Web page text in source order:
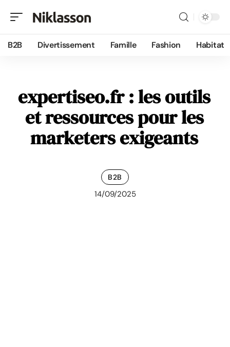
B2B Divertissement Famille Fashion Habitat
expertiseo.fr : les outils
et ressources pour les
marketers exigeants
B2B
14/09/2025